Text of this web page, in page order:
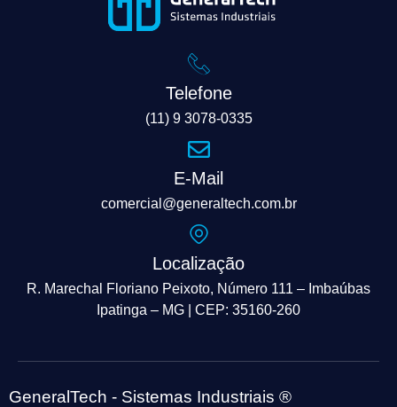
Telefone
(11) 9 3078-0335
E-Mail
comercial@generaltech.com.br
Localização
R. Marechal Floriano Peixoto, Número 111 – Imbaúbas
Ipatinga – MG | CEP: 35160-260
GeneralTech - Sistemas Industriais ®